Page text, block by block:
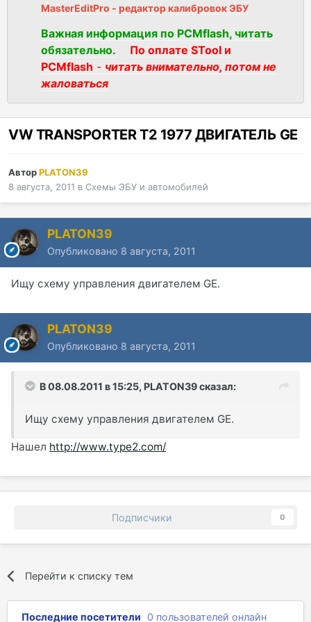
MasterEditPro - редактор калибровок ЭБУ
Важная информация по PCMflash, читать
обязательно.
По оплате STool и
PCMflash - читать внимательно, потом не
жаловаться
VW TRANSPORTER T2 1977 ДВИГАТЕЛЬ GE
АвторPLATON39
8 августа, 2011 в Схемы ЭБУ и автомобилей
PLATON39
Опубликовано 8 августа, 2011
Ищу схему управления двигателем GE.
PLATON39
Опубликовано 8 августа, 2011
В 08.08.2011 в 15:25, PLATON39 сказал:
Ищу схему управления двигателем GE.
Нашел http://www.type2.com/
Подписчики 0
Перейти к списку тем
Последние посетители 0 пользователей онлайн